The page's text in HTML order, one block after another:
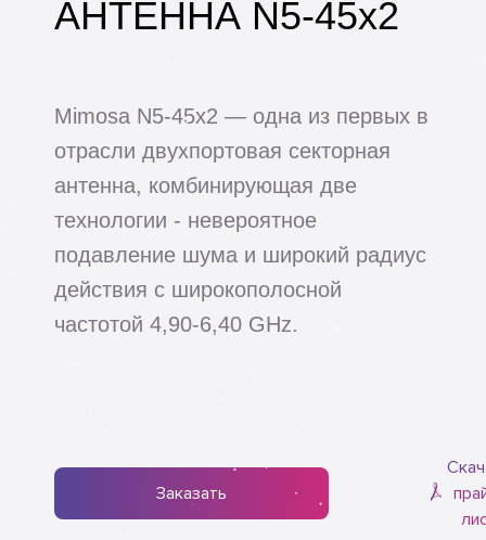
АНТЕННА N5-45x2
Mimosa N5-45x2 — одна из первых в
отрасли двухпортовая секторная
антенна, комбинирующая две
технологии - невероятное
подавление шума и широкий радиус
действия с широкополосной
частотой 4,90-6,40 GHz.
Заказать